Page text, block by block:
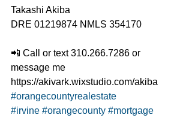
Takashi Akiba
DRE 01219874 NMLS 354170
📲 Call or text 310.266.7286 or
message me
https://akivark.wixstudio.com/akiba
#orangecountyrealestate
#irvine #orangecounty #mortgage